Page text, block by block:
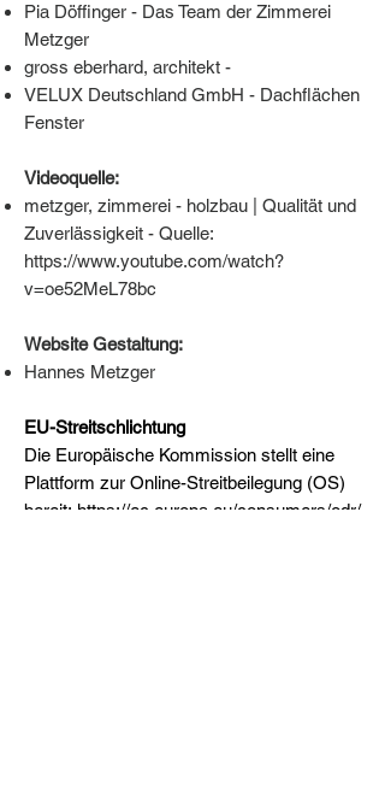
Pia Döffinger - Das Team der Zimmerei
Metzger
gross eberhard, architekt -
VELUX Deutschland GmbH - Dachflächen
Fenster
Videoquelle:
metzger, zimmerei - holzbau | Qualität und
Zuverlässigkeit - Quelle:
https://www.youtube.com/watch?
v=oe52MeL78bc
Website Gestaltung:
Hannes Metzger
EU-Streitschlichtung
Die Europäische Kommission stellt eine
Plattform zur Online-Streitbeilegung (OS)
bereit: https://ec.europa.eu/consumers/odr/